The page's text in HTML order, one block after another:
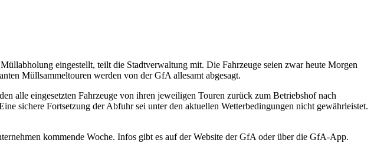
eingestellt, teilt die Stadtverwaltung mit. Die Fahrzeuge seien zwar heute Morgen
Müllsammeltouren werden von der GfA allesamt abgesagt.
alle eingesetzten Fahrzeuge von ihren jeweiligen Touren zurück zum Betriebshof nach
sichere Fortsetzung der Abfuhr sei unter den aktuellen Wetterbedingungen nicht gewährleistet.
kommende Woche. Infos gibt es auf der Website der GfA oder über die GfA-App.